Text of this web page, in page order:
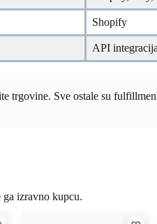
Shopify
API integracija
trgovine. Sve ostale su
ga izravno kupcu.